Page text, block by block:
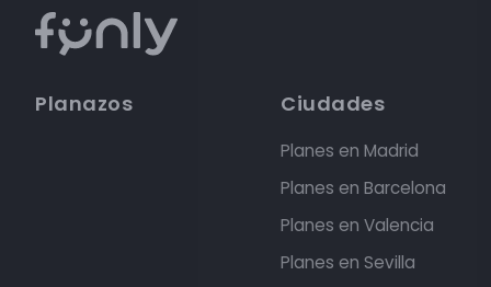
Planazos Ciudades
Planes en Madrid
Planes en Barcelona
Planes en Valencia
Planes en Sevilla